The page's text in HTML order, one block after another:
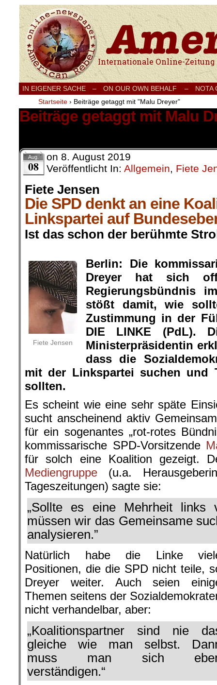
Internationale Onlinezeitung für Frieden,
IN EIGENER SACHE – ON OUR OWN BEHALF –
NOTA
Startseite › Beiträge getaggt mit "Malu Dreyer"
Beiträge getaggt mit Malu
Aug.
08
on 8. August 2019
Veröffentlicht In: Allgemein, Fiete
Fiete Jensen
Die SPD denkt an eine
Linkspartei auf
Ist das schon der berühmte
Fiete Jensen
Berlin: Die
Dreyer hat sich
Regierungsbündnis
stößt damit, wie
Zustimmung in der
DIE LINKE (PdL).
Ministerpräsidentin
dass die
mit der Linkspartei suchen und
sollten.
Es scheint wie eine sehr späte
sucht anscheinend aktiv
für ein sogenantes „rot-rotes
kommissarische SPD-Vorsitzende
für solch eine Koalition gezeigt.
Mediengruppe (u.a.
Tageszeitungen) sagte sie:
„Sollte es eine Mehrheit links
müssen wir das Gemeinsame
analysieren.”
Natürlich habe die Linke
Positionen, die die SPD nicht teile,
Dreyer weiter. Auch seien
Themen seitens der
nicht verhandelbar, aber:
„Koalitionspartner sind nie
gleiche wie man selbst.
muss man sich
verständigen.“